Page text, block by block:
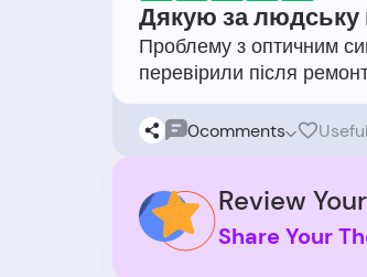
Дякую за людську
Проблему з оптичним
0comments Useful
Review
Share Your